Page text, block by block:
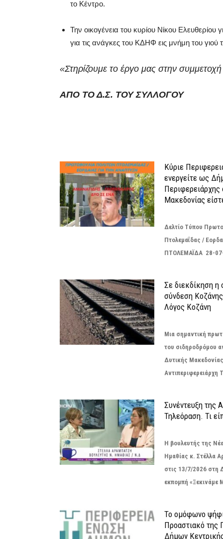
το Κέντρο.
Την οικογένεια του κυρίου Νίκου Ελευθερίου
για τις ανάγκες του ΚΔΗΦ εις μνήμη του γιού
«Στηρίζουμε το έργο μας στην
ΑΠΟ ΤΟ Δ.Σ. ΤΟΥ ΣΥΛΛΟΓΟΥ
Κύριε
ενεργείτε ως
Περιφερειάρχης
Μακεδονίας
Δελτίο Τύπου
Πτολεμαΐδας /
ΠΤΟΛΕΜΑΪΔΑ 28-
Σε διεκδίκηση η
σύνδεση
Λόγος Κοζάνη
Μια σημαντική
του σιδηροδρόμου
Δυτικής
Συνέντευξη της
Τηλεόραση. Τι
Η βουλευτής της
Ημαθίας κ. Στέλλα
στις 13/7/2026 στη
εκπομπή «Ξεκινάμε
Το ομόφωνο
Προαστιακό της
Δήμων